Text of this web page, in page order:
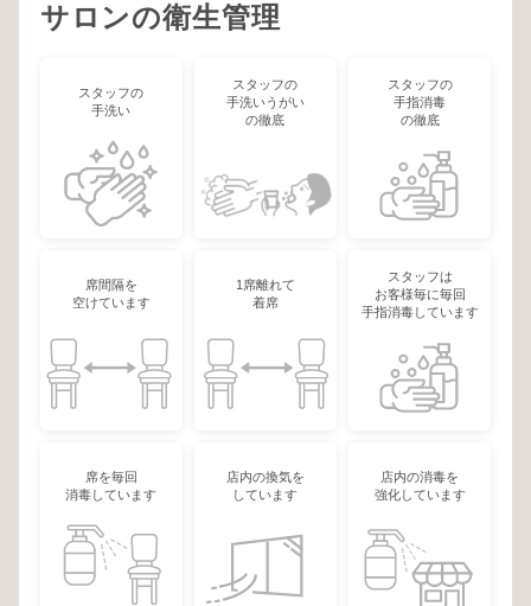
サロンの衛生管理
スタッフの
手洗い
スタッフの
手洗いうがい
の徹底
スタッフの
手指消毒
の徹底
席間隔を
空けています
1席離れて
着席
スタッフは
お客様毎に毎回
手指消毒しています
席を毎回
消毒しています
店内の換気を
しています
店内の消毒を
強化しています